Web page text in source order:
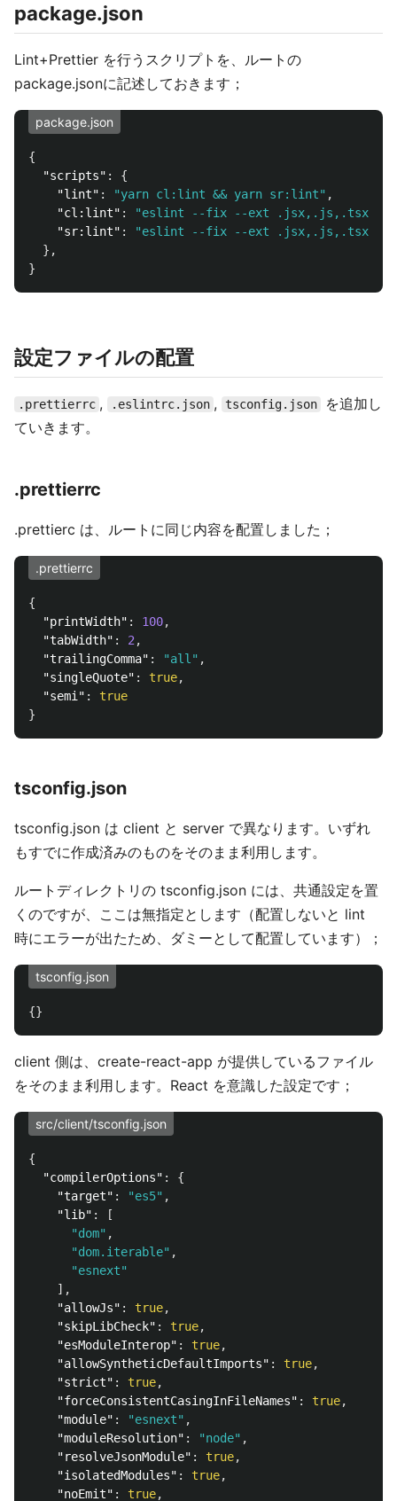
package.json
Lint+Prettier を行うスクリプトを、ルートの
package.jsonに記述しておきます；
package.json
{
"scripts" :
{
"lint" : "yarn cl:lint && yarn sr:lint" ,
"cl:lint" :
"eslint --fix --ext
"sr:lint" :
"eslint --fix --ext .jsx,.js,.tsx,.ts
},
}
設定ファイルの配置
.prettierrc , .eslintrc.json , tsconfig.json
を追加し
ていきます。
.prettierrc
.prettierc は、ルートに同じ内容を配置しました；
.prettierrc
{
"printWidth" : 100,
"tabWidth" : 2 ,
"trailingComma" : "all" ,
"singleQuote" : true,
"semi" :
true
}
tsconfig.json
tsconfig.json は client と server で異なります。いずれ
もすでに作成済みのものをそのまま利用します。
ルートディレクトリの tsconfig.json には、共通設定を置
くのですが、ここは無指定とします（配置しないと lint
時にエラーが出たため、ダミーとして配置しています）；
tsconfig.json
{}
client 側は、create-react-app が提供しているファイル
をそのまま利用します。React を意識した設定です；
src/client/tsconfig.json
{
"compilerOptions" :
{
"target" : "es5" ,
"lib" :
[
"dom" ,
"dom.iterable" ,
"esnext"
],
"allowJs" : true,
"skipLibCheck" : true,
"esModuleInterop" : true,
"allowSyntheticDefaultImports" : true,
"strict" : true,
"forceConsistentCasingInFileNames" : true,
"module" : "esnext" ,
"moduleResolution" : "node" ,
"resolveJsonModule" : true,
"isolatedModules" : true,
"noEmit" : true,